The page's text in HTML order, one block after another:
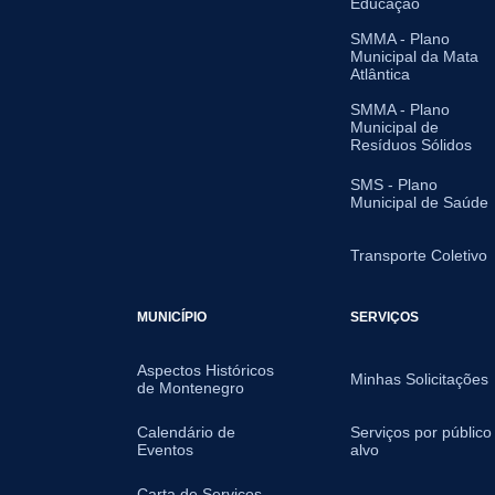
SMMA - Plano
Municipal da Mata
Atlântica
SMMA - Plano
Municipal de
Resíduos Sólidos
SMS - Plano
Municipal de Saúde
Transporte Coletivo
MUNICÍPIO
Aspectos Históricos
de Montenegro
Calendário de
Eventos
SERVIÇOS
Minhas Solicitações
Serviços por público
alvo